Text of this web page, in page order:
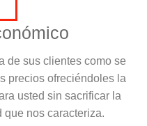
de sus clientes como se
precios ofreciéndoles la
usted sin sacrificar la
nos caracteriza.